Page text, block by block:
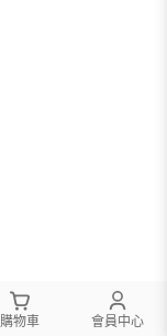
購物車 會員中心